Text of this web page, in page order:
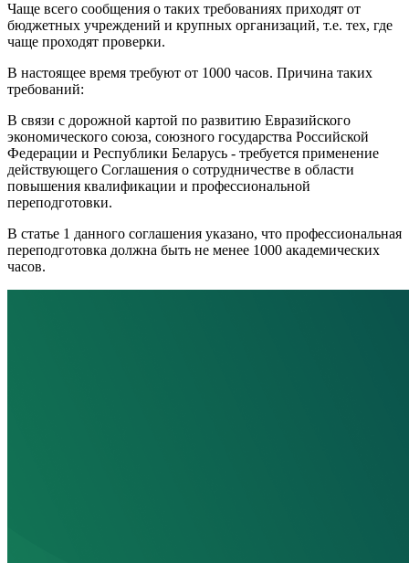
Чаще всего сообщения о таких требованиях приходят от
бюджетных учреждений и крупных организаций, т.е. тех, где
чаще проходят проверки.
В настоящее время требуют от 1000 часов. Причина таких
требований:
В связи с дорожной картой по развитию Евразийского
экономического союза, союзного государства Российской
Федерации и Республики Беларусь - требуется применение
действующего Соглашения о сотрудничестве в области
повышения квалификации и профессиональной
переподготовки.
В статье 1 данного соглашения указано, что профессиональная
переподготовка должна быть не менее 1000 академических
часов.